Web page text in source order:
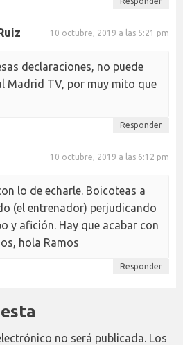
10 octubre, 2019 a las 5:21 pm
declaraciones, no puede
Madrid TV, por muy mito que
Responder
10 octubre, 2019 a las 6:12 pm
lo de echarle. Boicoteas a
(el entrenador) perjudicando
y afición. Hay que acabar con
hola Ramos
Responder
no será publicada. Los